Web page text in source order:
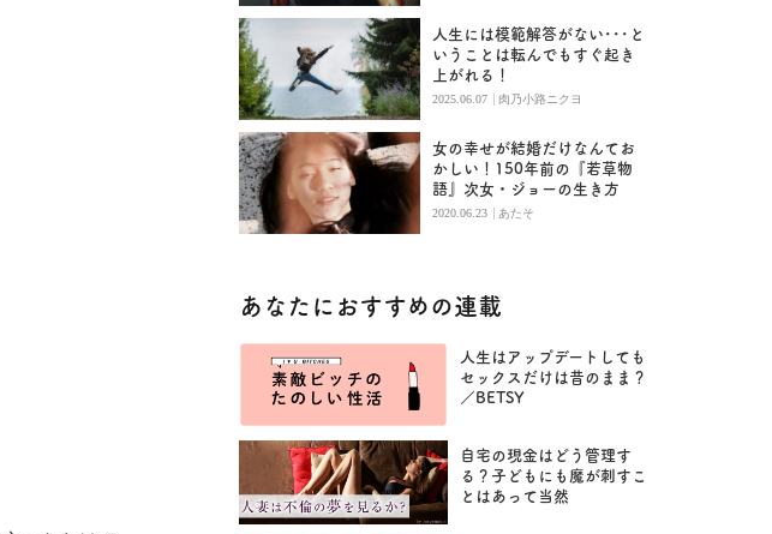
人生には模範解答がない･･･と
いうことは転んでもすぐ起き
上がれる！
2025.06.07 | 肉乃小路ニクヨ
女の幸せが結婚だけなんてお
かしい！150年前の『若草物
語』次女・ジョーの生き方
2020.06.23 | あたそ
あなたにおすすめの連載
人生はアップデートしても
セックスだけは昔のまま？
／BETSY
自宅の現金はどう管理す
る？子どもにも魔が刺すこ
とはあって当然